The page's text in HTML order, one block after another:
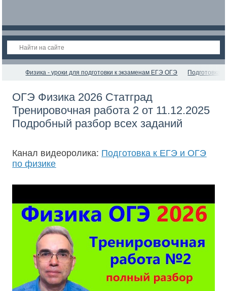
Физика - уроки для подготовки к экзаменам ЕГЭ ОГЭ Подготовка
ОГЭ Физика 2026 Статград
Тренировочная работа 2 от 11.12.2025
Подробный разбор всех заданий
Канал видеоролика: Подготовка к ЕГЭ и ОГЭ
по физике